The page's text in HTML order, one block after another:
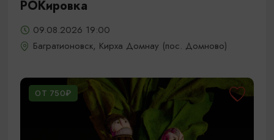
РОКировка
09.08.2026 19:00
Багратионовск, Кирха Домнау (пос. Домново)
ОТ 750₽